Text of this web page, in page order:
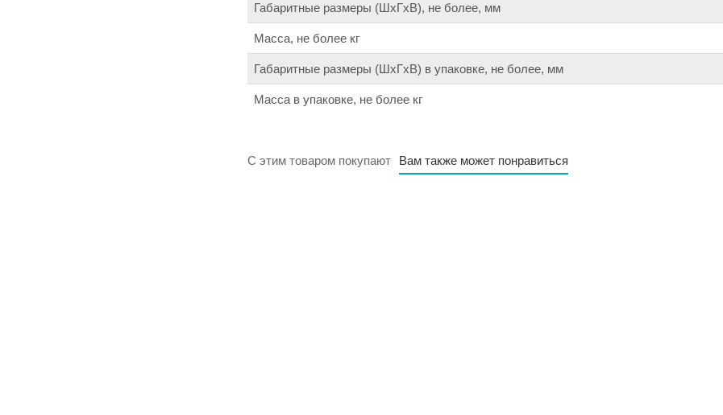
Габаритные размеры (ШхГхВ), не более, мм
Масса, не более кг
Габаритные размеры (ШхГхВ) в упаковке, не более, мм
Масса в упаковке, не более кг
С этим товаром покупают Вам также может понравиться